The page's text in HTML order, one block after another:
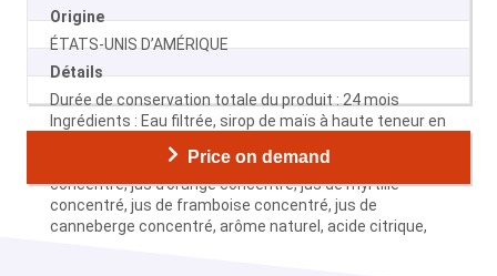
Origine
ÉTATS-UNIS D’AMÉRIQUE
Détails
Durée de conservation totale du produit : 24 mois
Ingrédients : Eau filtrée, sirop de maïs à haute teneur en
concentré, jus de citron concentré, jus de fraise
concentré, jus d’orange concentré, jus de myrtille
concentré, jus de framboise concentré, jus de
canneberge concentré, arôme naturel, acide citrique,
Price on demand